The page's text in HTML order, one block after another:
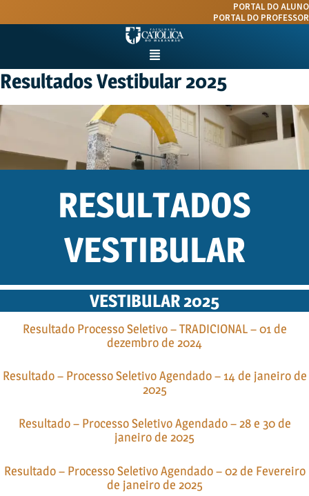
PORTAL DO ALUNO
PORTAL DO PROFESSOR
Menu
Resultados Vestibular 2025
RESULTADOS
VESTIBULAR
VESTIBULAR 2025
Resultado Processo Seletivo – TRADICIONAL – 01 de
dezembro de 2024
Resultado – Processo Seletivo Agendado – 14 de janeiro de
2025
Resultado – Processo Seletivo Agendado – 28 e 30 de
janeiro de 2025
Resultado – Processo Seletivo Agendado – 02 de Fevereiro
de janeiro de 2025